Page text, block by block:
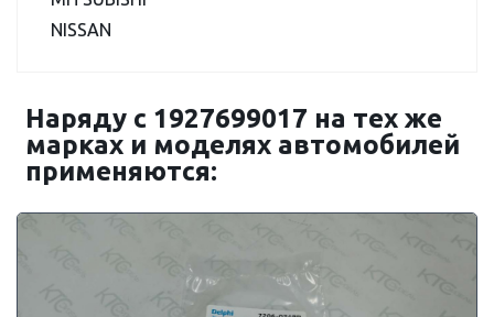
NISSAN
Наряду с 1927699017 на тех же
марках и моделях автомобилей
применяются: